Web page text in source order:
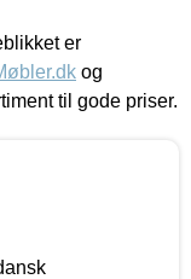
er
og
til gode priser.